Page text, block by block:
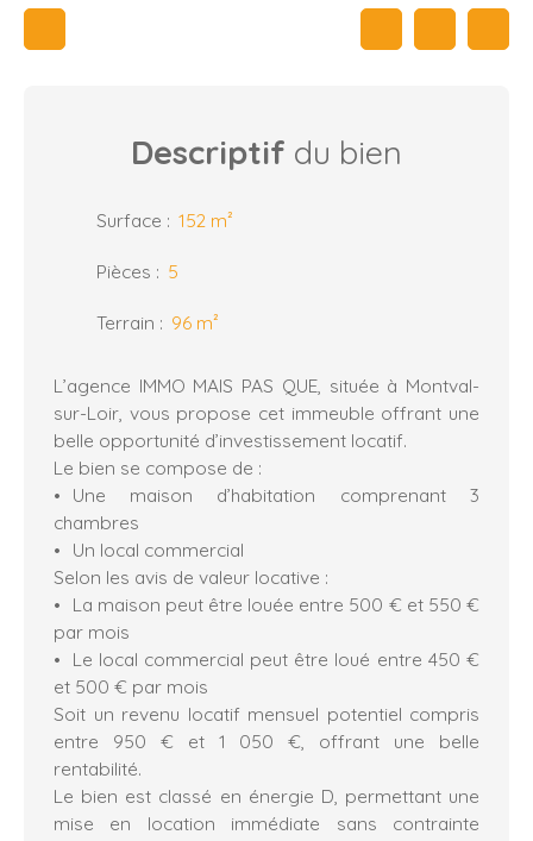
Descriptif du bien
Surface : 152 m²
Pièces : 5
Terrain : 96 m²
L’agence IMMO MAIS PAS QUE, située à Montval-
sur-Loir, vous propose cet immeuble offrant une
belle opportunité d’investissement locatif.
Le bien se compose de :
Une maison d’habitation comprenant 3
chambres
Un local commercial
Selon les avis de valeur locative :
La maison peut être louée entre 500 € et 550 €
par mois
Le local commercial peut être loué entre 450 €
et 500 € par mois
Soit un revenu locatif mensuel potentiel compris
entre 950 € et 1 050 €, offrant une belle
rentabilité.
Le bien est classé en énergie D, permettant une
mise en location immédiate sans contrainte